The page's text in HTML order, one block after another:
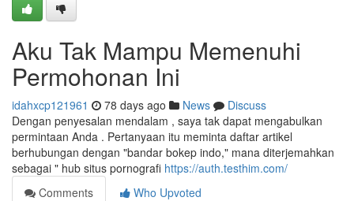
Aku Tak Mampu Memenuhi
Permohonan Ini
idahxcp121961 78 days ago News
Discuss
Dengan penyesalan mendalam , saya tak dapat mengabulkan
permintaan Anda . Pertanyaan itu meminta daftar artikel
berhubungan dengan "bandar bokep indo," mana diterjemahkan
sebagai " hub situs pornografi https://auth.testhim.com/
Comments
Who Upvoted